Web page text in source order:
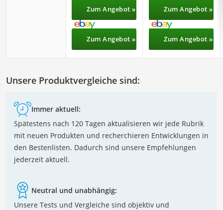
Zum Angebot »
Zum Angebot »
Zum Angebot »
Zum Angebot »
Unsere Produktvergleiche sind:
Immer aktuell:
Spätestens nach 120 Tagen aktualisieren wir jede Rubrik
mit neuen Produkten und recherchieren Entwicklungen in
den Bestenlisten. Dadurch sind unsere Empfehlungen
jederzeit aktuell.
Neutral und unabhängig:
Unsere Tests und Vergleiche sind objektiv und